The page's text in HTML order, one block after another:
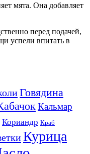
мята. Она добавляет
перед подачей,
успели впитать в
Говядина
Кальмар
Кориандр Краб
Курица